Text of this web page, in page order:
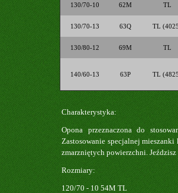
130/70-10 62M TL
130/70-13 63Q TL
130/80-12 69M TL
140/60-13 63P TL
Charakterystyka:
Opona przeznaczona do
Zastosowanie specjalnej
zmarzniętych powierzchni.
Rozmiary:
120/70 - 10 54M TL